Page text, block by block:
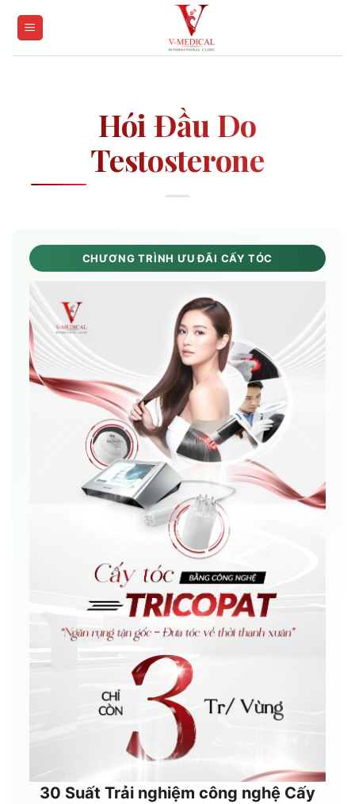
Hói Đầu Do
Testosterone
CHƯƠNG TRÌNH ƯU ĐÃI CẤY TÓC
30 Suất Trải nghiệm công nghệ Cấy